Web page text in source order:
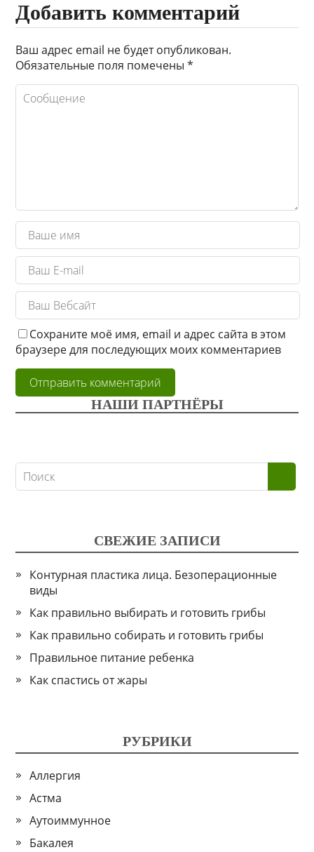
Добавить комментарий
Ваш адрес email не будет опубликован.
Обязательные поля помечены*
Сохраните моё имя, email и адрес сайта в этом
браузере для последующих моих комментариев
НАШИ ПАРТНЁРЫ
СВЕЖИЕ ЗАПИСИ
Контурная пластика лица. Безоперационные
виды
Как правильно выбирать и готовить грибы
Как правильно собирать и готовить грибы
Правильное питание ребенка
Как спастись от жары
РУБРИКИ
Аллергия
Астма
Аутоиммунное
Бакалея